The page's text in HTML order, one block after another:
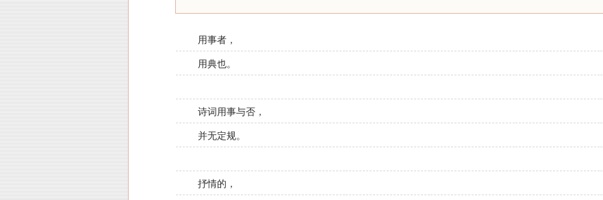
用事者，
用典也。
诗词用事与否，
并无定规。
抒情的，